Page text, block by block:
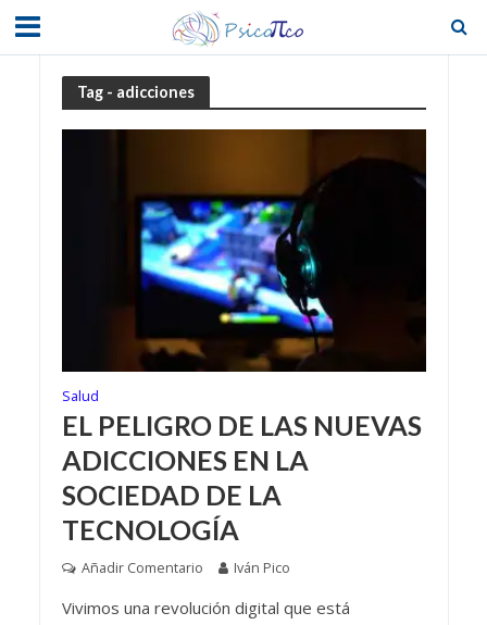
Tag - adicciones
Salud
EL PELIGRO DE LAS NUEVAS
ADICCIONES EN LA
SOCIEDAD DE LA
TECNOLOGÍA
Añadir Comentario Iván Pico
Vivimos una revolución digital que está